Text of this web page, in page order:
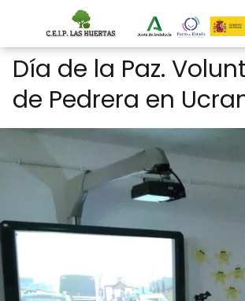
Día de la Paz.
de Pedrera en